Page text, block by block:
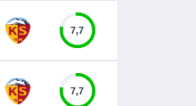
7,7
7,7